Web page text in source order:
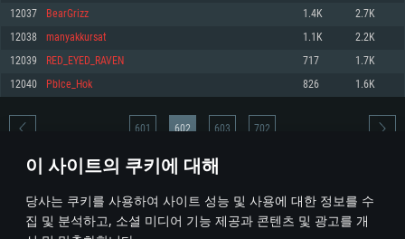
이 사이트의 쿠키에 대해
당사는 쿠키를 사용하여 사이트 성능 및 사용에 대한 정보를 수
집 및 분석하고, 소셜 미디어 기능 제공과 콘텐츠 및 광고를 개
570 혹은 그 이상
여유 저장 공간: 62.2 GB (전체 클라이언트)
네트워크: 브로드밴드 인터넷
여유 저장 공간: 62.2 GB (전체 클라이언트)
운영체제: Ubuntu 20.04 64bit
프로세서: Intel Core i7
메모리: 16 GB
그래픽 카드: Vulkan 을 지원하고, 최신 그래픽 드라이버를 지원하는 NVIDIA
1060 (6개월 미만) 혹은 그와 동급의 성능을 가지며 최신 그래픽 드라이버를
지원하는 AMD RX 570 (6개월 미만; 최소사양 지원 해상도 720p) 이상
여유 저장 공간: 62.2 GB (전체 클라이언트)
12037 BearGrizz 1.4K 2.7K
12038 manyakkursat 1.1K 2.2K
12039 RED_EYED_RAVEN 717 1.7K
12040 Pblce_Hok 826 1.6K
* 순위표는 매일 1회 갱신됩니다
601 602 603 702